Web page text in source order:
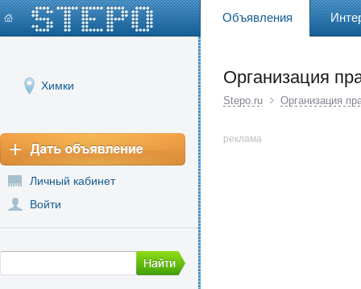
Объявления
Химки
Личный кабинет
Войти
Организация
Stepo.ru Организация
реклама